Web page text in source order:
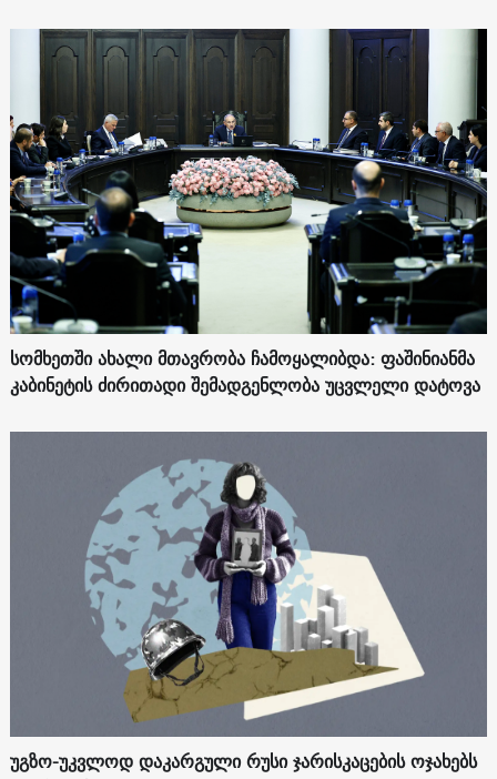
სომხეთში ახალი მთავრობა ჩამოყალიბდა: ფაშინიანმა
კაბინეტის ძირითადი შემადგენლობა უცვლელი დატოვა
უგზო-უკვლოდ დაკარგული რუსი ჯარისკაცების ოჯახებს